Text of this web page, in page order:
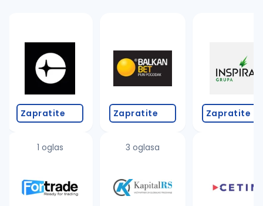
Takođe možete da:
proverite pravopisne greške (koristite č, ć, š, đ,
povećajte radijus za odabrani grad
promenite odabrane filtere pretrage
Zapratite
1 oglas
Zapratite
3 oglasa
Zapratite